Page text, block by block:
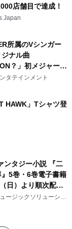
店舗目で達成！
Japan
所属のVシンガー
ジナル曲
？」初メジャー配
タテインメント
HAWK」Tシャツ登
ンタジー小説 『二
5巻・6巻電子書籍
日）より順次配信
ージックソリューショ